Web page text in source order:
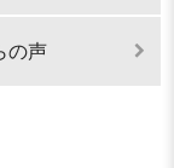
の声